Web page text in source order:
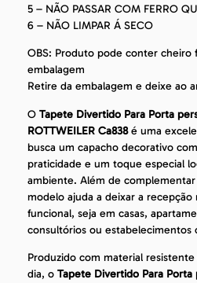
5 – NÃO PASSAR COM FERRO
6 – NÃO LIMPAR Á SECO
OBS: Produto pode conter cheiro
embalagem
Retire da embalagem e deixe ao
O Tapete Divertido Para Porta
ROTTWEILER Ca838é uma
busca um capacho decorativo
praticidade e um toque especial
ambiente. Além de
modelo ajuda a deixar a
funcional, seja em casas,
consultórios ou estabelecimentos
Produzido com material
dia, o Tapete Divertido Para